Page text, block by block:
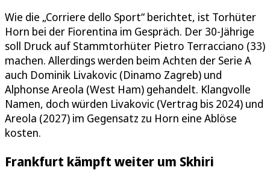
Wie die „Corriere dello Sport“ berichtet, ist Torhüter
Horn bei der Fiorentina im Gespräch. Der 30-Jährige
soll Druck auf Stammtorhüter Pietro Terracciano (33)
machen. Allerdings werden beim Achten der Serie A
auch Dominik Livakovic (Dinamo Zagreb) und
Alphonse Areola (West Ham) gehandelt. Klangvolle
Namen, doch würden Livakovic (Vertrag bis 2024) und
Areola (2027) im Gegensatz zu Horn eine Ablöse
kosten.
Frankfurt kämpft weiter um Skhiri